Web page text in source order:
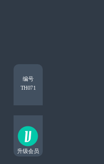
编号
TH071
升级会员